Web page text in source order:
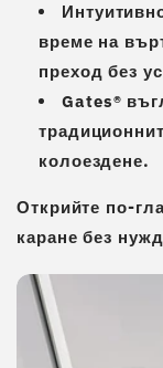
време на
преход без
Gates®
колоездене.
Открийте по-
каране без